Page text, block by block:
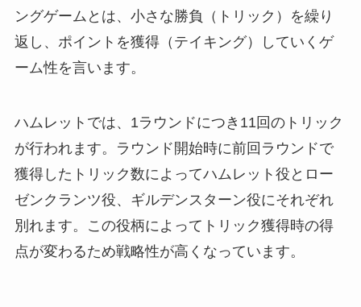
ングゲームとは、小さな勝負（トリック）を繰り
返し、ポイントを獲得（テイキング）していくゲ
ーム性を言います。
ハムレットでは、1ラウンドにつき11回のトリック
が行われます。ラウンド開始時に前回ラウンドで
獲得したトリック数によってハムレット役とロー
ゼンクランツ役、ギルデンスターン役にそれぞれ
別れます。この役柄によってトリック獲得時の得
点が変わるため戦略性が高くなっています。